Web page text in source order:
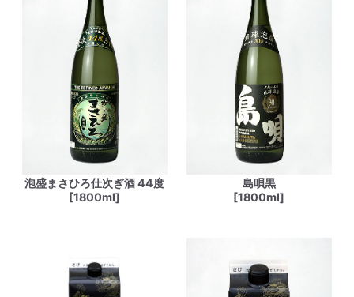
泡盛まさひろ仕次ぎ酒 44度
[1800ml]
島唄黒
[1800ml]